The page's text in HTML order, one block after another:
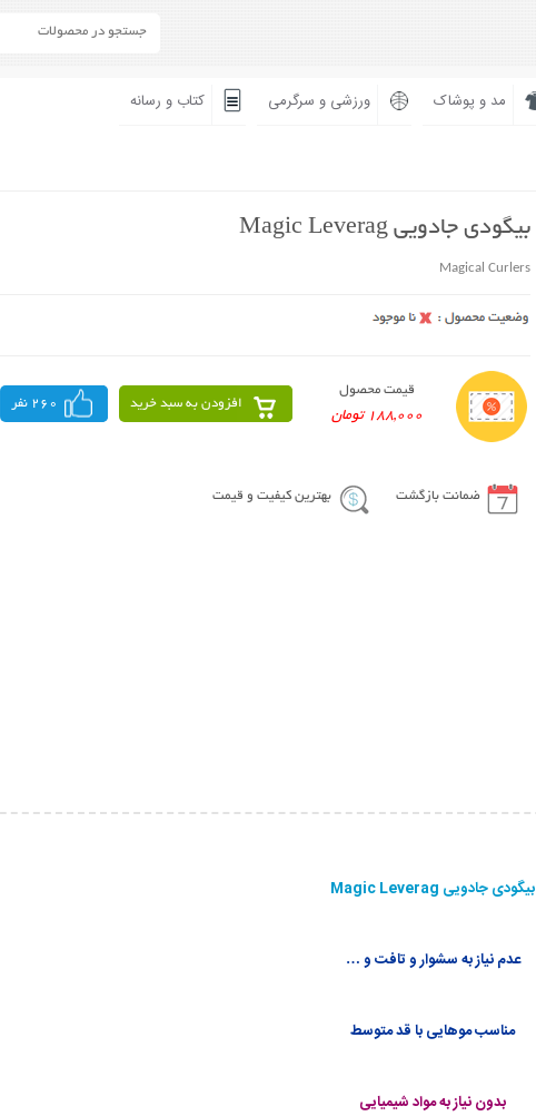
مد و پوشاک ورزشی و سرگرمی کتاب و رسانه
بیگودی جادویی Magic Leverag
Magical Curlers
قیمت محصول
188,000 تومان
افزودن به سبد خرید 260 نفر
ضمانت بازگشت بهترین کیفیت و قیمت
بیگودی جادویی Magic Leverag
عدم نیاز به سشوار و تافت و …
مناسب موهایی با قد متوسط
بدون نیاز به مواد شیمیایی